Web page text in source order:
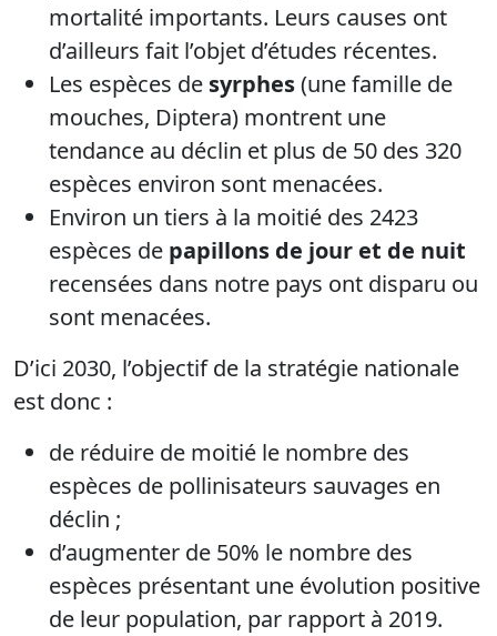
mortalité importants. Leurs causes ont
d’ailleurs fait l’objet d’études récentes.
Les espèces de syrphes(une famille de
mouches, Diptera) montrent une
tendance au déclin et plus de 50 des 320
espèces environ sont menacées.
Environ un tiers à la moitié des 2423
espèces de papillons de jour et de nuit
recensées dans notre pays ont disparu ou
sont menacées.
D’ici 2030, l’objectif de la stratégie nationale
est donc :
de réduire de moitié le nombre des
espèces de pollinisateurs sauvages en
déclin ;
d’augmenter de 50% le nombre des
espèces présentant une évolution positive
de leur population, par rapport à 2019.